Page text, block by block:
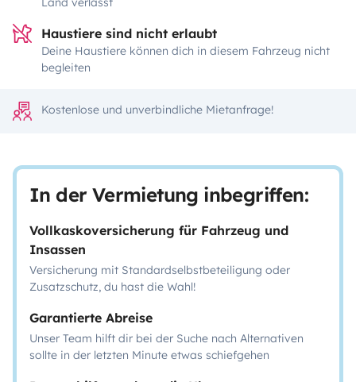
Haustiere sind nicht erlaubt
Deine Haustiere können dich in diesem Fahrzeug nicht
begleiten
Kostenlose und unverbindliche Mietanfrage!
In der Vermietung inbegriffen:
Vollkaskoversicherung für Fahrzeug und
Insassen
Versicherung mit Standardselbstbeteiligung oder
Zusatzschutz, du hast die Wahl!
Garantierte Abreise
Unser Team hilft dir bei der Suche nach Alternativen
sollte in der letzten Minute etwas schiefgehen